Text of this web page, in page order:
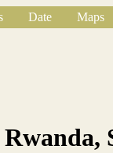
Date Maps
Rwanda,